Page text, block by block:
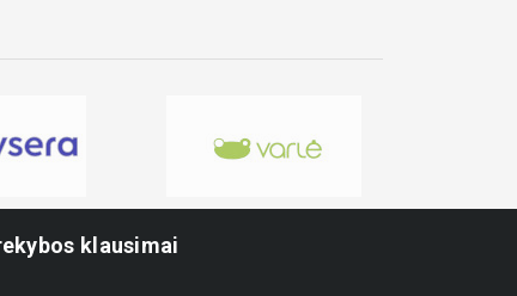
klausimai